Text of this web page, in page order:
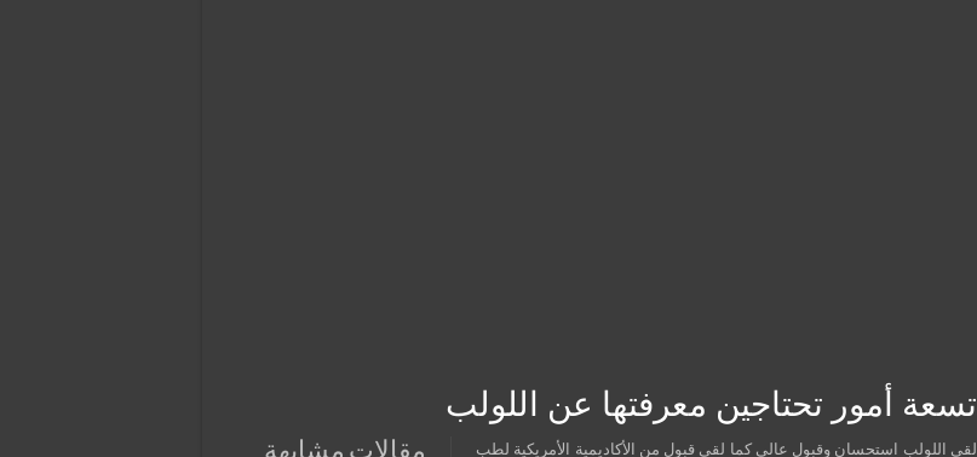
تسعة أمور تحتاجين معرفتها عن اللولب
لقي اللولب استحسان وقبول عالي كما لقي قبول من الأكاديمية الأمريكية لطب